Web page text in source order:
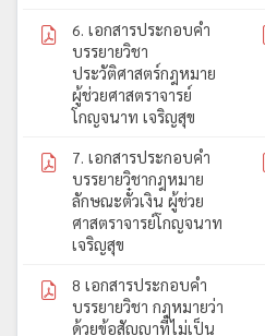
6. เอกสารประกอบคำ
บรรยายวิชา
ประวัติศาสตร์กฎหมาย
ผู้ช่วยศาสตราจารย์
โกญจนาท เจริญสุข
7. เอกสารประกอบคำ
บรรยายวิชากฎหมาย
ลักษณะตั๋วเงิน ผู้ช่วย
ศาสตราจารย์โกญจนาท
เจริญสุข
8 เอกสารประกอบคำ
บรรยายวิชา กฎหมายว่า
ด้วยข้อสัญญาที่ไม่เป็น